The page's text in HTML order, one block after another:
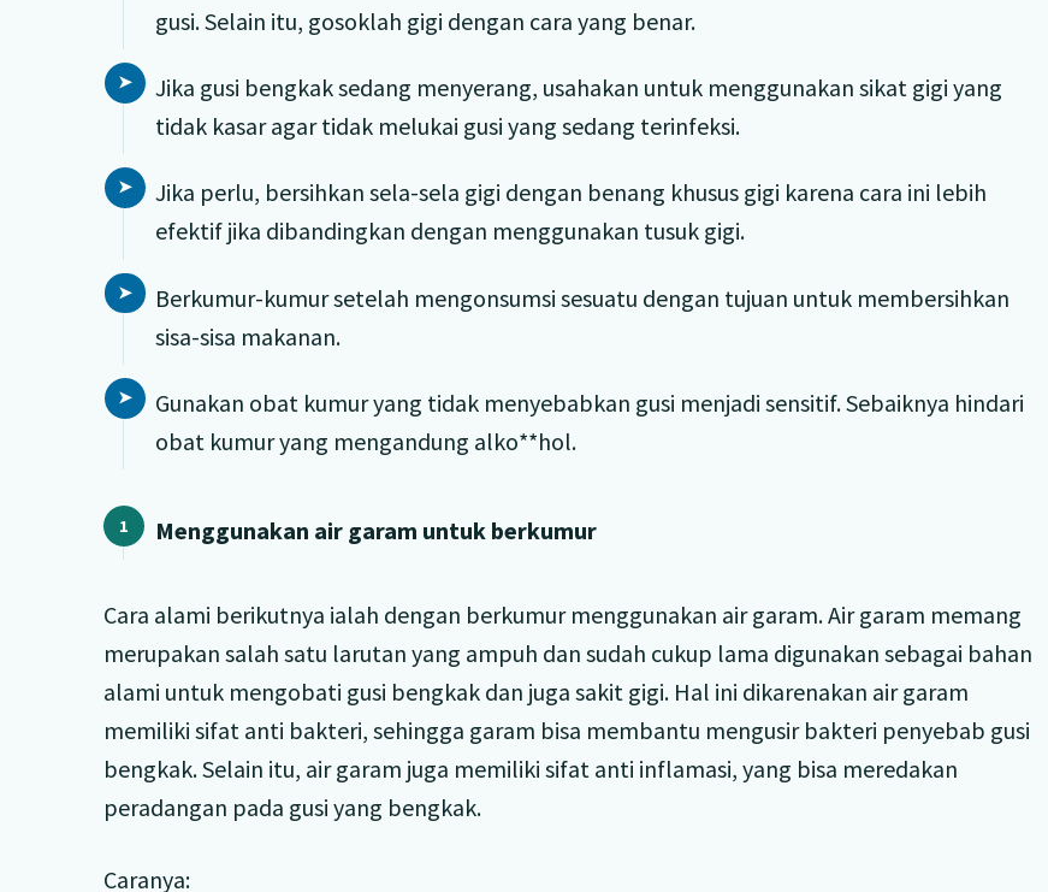
gusi. Selain itu, gosoklah gigi dengan cara yang benar.
Jika gusi bengkak sedang menyerang, usahakan untuk menggunakan sikat gigi yang
tidak kasar agar tidak melukai gusi yang sedang terinfeksi.
Jika perlu, bersihkan sela-sela gigi dengan benang khusus gigi karena cara ini lebih
efektif jika dibandingkan dengan menggunakan tusuk gigi.
Berkumur-kumur setelah mengonsumsi sesuatu dengan tujuan untuk membersihkan
sisa-sisa makanan.
Gunakan obat kumur yang tidak menyebabkan gusi menjadi sensitif. Sebaiknya hindari
obat kumur yang mengandung alko**hol.
Menggunakan air garam untuk berkumur
Cara alami berikutnya ialah dengan berkumur menggunakan air garam. Air garam memang
merupakan salah satu larutan yang ampuh dan sudah cukup lama digunakan sebagai bahan
alami untuk mengobati gusi bengkak dan juga sakit gigi. Hal ini dikarenakan air garam
memiliki sifat anti bakteri, sehingga garam bisa membantu mengusir bakteri penyebab gusi
bengkak. Selain itu, air garam juga memiliki sifat anti inflamasi, yang bisa meredakan
peradangan pada gusi yang bengkak.
Caranya: